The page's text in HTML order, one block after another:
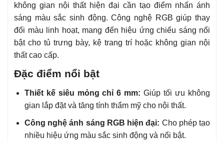
không gian nội thất hiện đại cần tạo điểm nhấn ánh
sáng màu sắc sinh động. Công nghệ RGB giúp thay
đổi màu linh hoạt, mang đến hiệu ứng chiếu sáng nổi
bật cho tủ trưng bày, kệ trang trí hoặc không gian nội
thất cao cấp.
Đặc điểm nổi bật
Thiết kế siêu mỏng chỉ 6 mm: Giúp tối ưu không
gian lắp đặt và tăng tính thẩm mỹ cho nội thất.
Công nghệ ánh sáng RGB hiện đại: Cho phép tạo
nhiều hiệu ứng màu sắc sinh động và nổi bật.